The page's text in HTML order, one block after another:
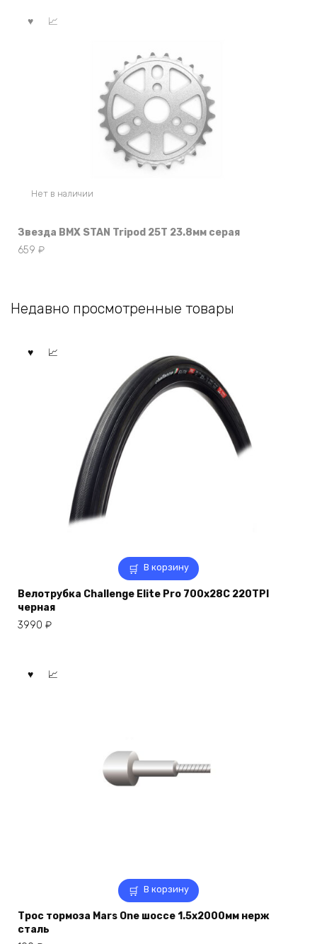
Нет в наличии
Звезда BMX STAN Tripod 25T 23.8мм серая
659 ₽
Недавно просмотренные товары
В корзину
Велотрубка Challenge Elite Pro 700x28C 220TPI
черная
3990 ₽
В корзину
Трос тормоза Mars One шоссе 1.5х2000мм нерж
сталь